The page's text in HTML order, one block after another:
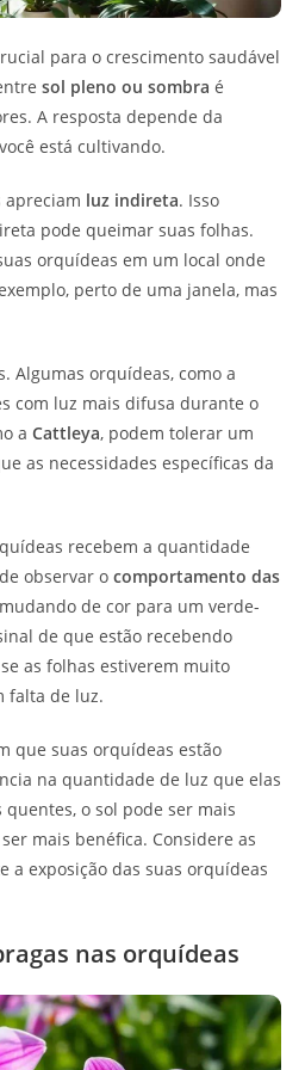
para o crescimento saudável
sol pleno ou sombra é
A resposta depende da
está cultivando.
apreciam luz indireta. Isso
pode queimar suas folhas.
orquídeas em um local onde
perto de uma janela, mas
Algumas orquídeas, como a
com luz mais difusa durante o
a Cattleya, podem tolerar um
as necessidades específicas da
recebem a quantidade
observar o comportamento das
de cor para um verde-
de que estão recebendo
as folhas estiverem muito
falta de luz.
que suas orquídeas estão
na quantidade de luz que elas
o sol pode ser mais
mais benéfica. Considere as
a exposição das suas orquídeas
nas orquídeas